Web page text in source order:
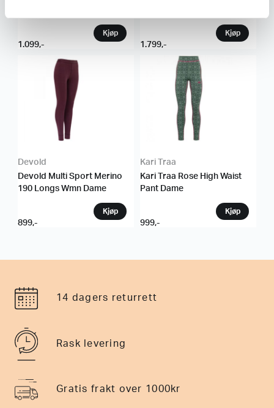
1.099,- 1.799,-
Devold
Devold Multi Sport Merino
190 Longs Wmn Dame
899,-
Kari Traa
Kari Traa Rose High Waist
Pant Dame
999,-
14 dagers returrett
Rask levering
Gratis frakt over 1000kr